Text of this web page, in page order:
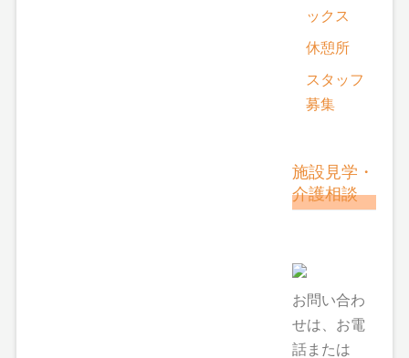
ックス
休憩所
スタッフ
募集
施設見学・
介護相談
お問い合わ
せは、お電
話または